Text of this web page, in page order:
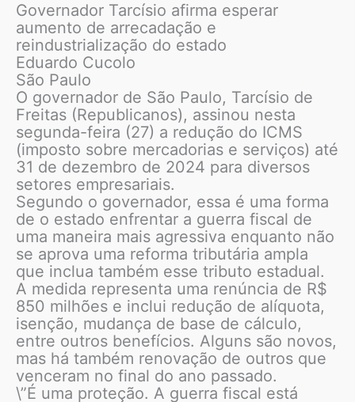
Governador Tarcísio afirma esperar
aumento de arrecadação e
reindustrialização do estado
Eduardo Cucolo
São Paulo
O governador de São Paulo, Tarcísio de
Freitas (Republicanos), assinou nesta
segunda-feira (27) a redução do ICMS
(imposto sobre mercadorias e serviços) até
31 de dezembro de 2024 para diversos
setores empresariais.
Segundo o governador, essa é uma forma
de o estado enfrentar a guerra fiscal de
uma maneira mais agressiva enquanto não
se aprova uma reforma tributária ampla
que inclua também esse tributo estadual.
A medida representa uma renúncia de R$
850 milhões e inclui redução de alíquota,
isenção, mudança de base de cálculo,
entre outros benefícios. Alguns são novos,
mas há também renovação de outros que
venceram no final do ano passado.
\”É uma proteção. A guerra fiscal está